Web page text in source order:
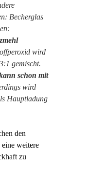
Becherglas
wird
gemischt.
schon mit
wird
Hauptladung
den
eine weitere
zu